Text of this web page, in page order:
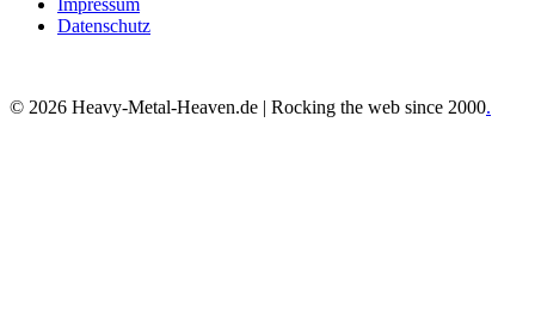
Impressum
Datenschutz
© 2026 Heavy-Metal-Heaven.de | Rocking the web since 2000.